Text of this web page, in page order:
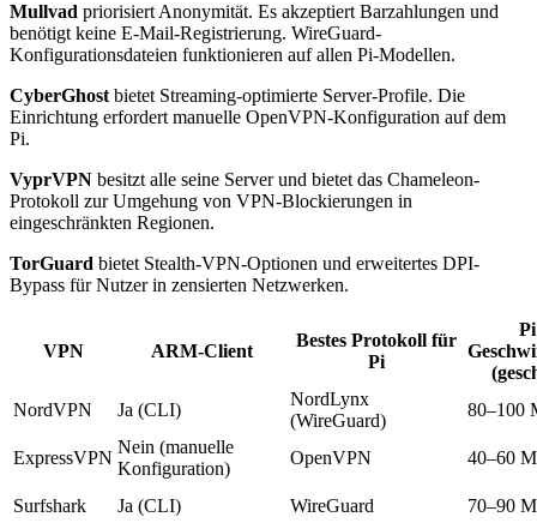
Mullvad priorisiert Anonymität. Es akzeptiert Barzahlungen und
benötigt keine E-Mail-Registrierung. WireGuard-
Konfigurationsdateien funktionieren auf allen Pi-Modellen.
CyberGhost bietet Streaming-optimierte Server-Profile. Die
Einrichtung erfordert manuelle OpenVPN-Konfiguration auf dem
Pi.
VyprVPN besitzt alle seine Server und bietet das Chameleon-
Protokoll zur Umgehung von VPN-Blockierungen in
eingeschränkten Regionen.
TorGuard bietet Stealth-VPN-Optionen und erweitertes DPI-
Bypass für Nutzer in zensierten Netzwerken.
VPN ARM-Client
Bestes Protokoll für
Pi
NordVPN
Ja (CLI)
NordLynx
(WireGuard)
80–100
ExpressVPN
Nein (manuelle
Konfiguration)
OpenVPN 40–60
Surfshark Ja (CLI) WireGuard
70–90